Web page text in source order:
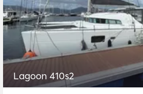
Lagoon 410s2